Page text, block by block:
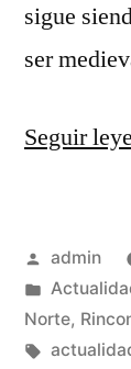
sigue
ser
Seguir
Publicado
por
admin
Publicado
en
Norte,
Etiquetas: